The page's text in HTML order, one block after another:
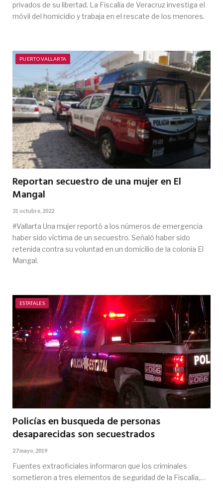
privados de su libertad. La Fiscalía de Veracruz investiga el
móvil del homicidio y trabaja en el rescate de los menores.
PUERTO VALLARTA
Reportan secuestro de una mujer en El
Mangal
31 octubre, 2022
#Vallarta Una mujer reportó a los números de emergencia
haber sido víctima de un secuestro. Señaló haber sido
retenida contra su voluntad en un domicilio de la colonia El
Mangal.
ESTATALES
Policías en busqueda de personas
desaparecidas son secuestrados
27 mayo, 2019
Fuentes extraoficiales informaron que los criminales
sometieron a tres elementos de seguridad de la Fiscalía,…